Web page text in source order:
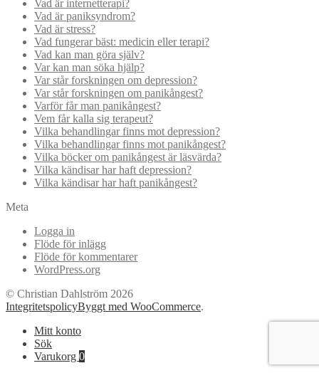
Vad är internetterapi?
Vad är paniksyndrom?
Vad är stress?
Vad fungerar bäst: medicin eller terapi?
Vad kan man göra själv?
Var kan man söka hjälp?
Var står forskningen om depression?
Var står forskningen om panikångest?
Varför får man panikångest?
Vem får kalla sig terapeut?
Vilka behandlingar finns mot depression?
Vilka behandlingar finns mot panikångest?
Vilka böcker om panikångest är läsvärda?
Vilka kändisar har haft depression?
Vilka kändisar har haft panikångest?
Meta
Logga in
Flöde för inlägg
Flöde för kommentarer
WordPress.org
© Christian Dahlström 2026
IntegritetspolicyByggt med WooCommerce.
Mitt konto
Sök
Varukorg 0